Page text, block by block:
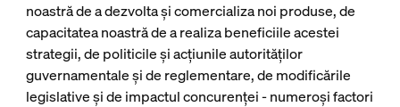
noastră de a dezvolta și comercializa noi produse, de
capacitatea noastră de a realiza beneficiile acestei
strategii, de politicile și acțiunile autorităților
guvernamentale și de reglementare, de modificările
legislative și de impactul concurenței - numeroși factori